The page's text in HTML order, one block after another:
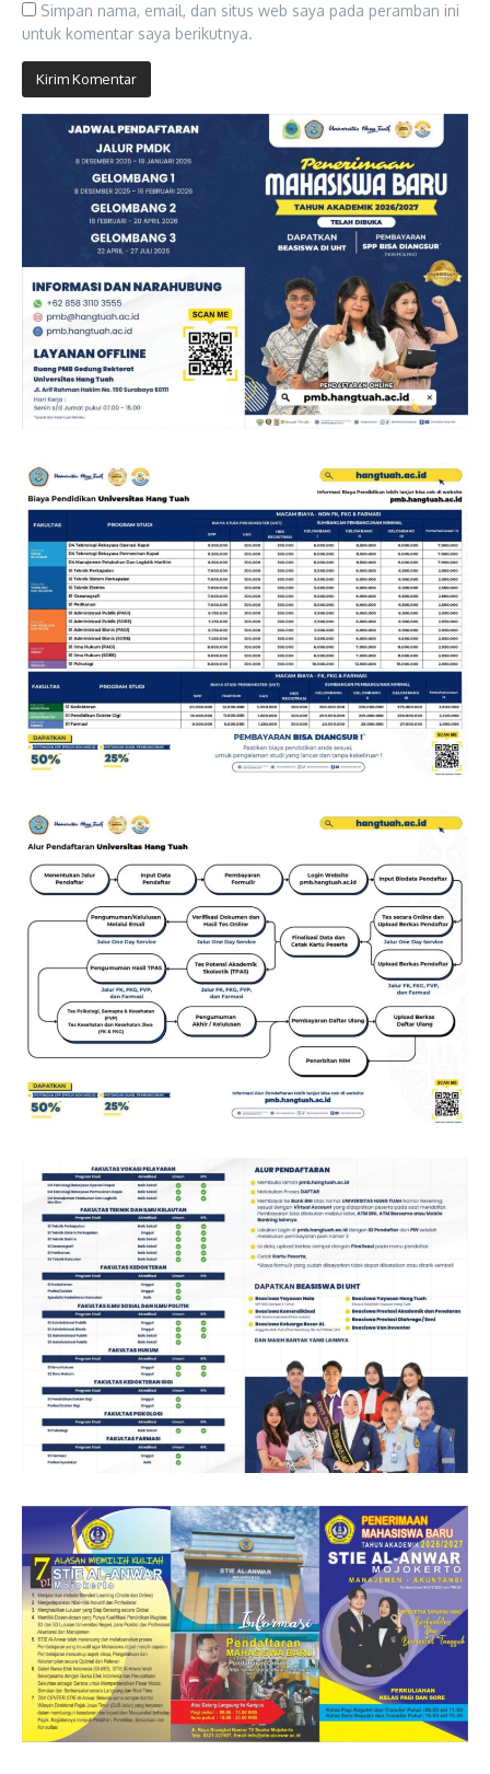
Simpan nama, email, dan situs web saya pada peramban ini
untuk komentar saya berikutnya.